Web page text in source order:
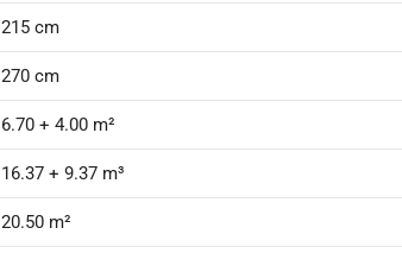
215 cm
270 cm
6.70 + 4.00 m²
16.37 + 9.37 m³
20.50 m²